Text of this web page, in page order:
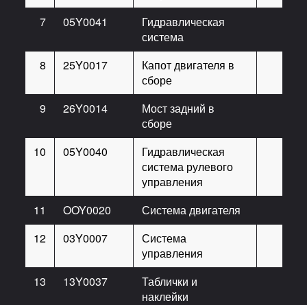
7
05Y0041
Гидравлическая
система
8
25Y0017
Капот двигателя в
сборе
9
26Y0014
Мост задний в
сборе
10
05Y0040
Гидравлическая
система рулевого
управления
11
OOY0020
Система двигателя
12
03Y0007
Система
управления
13
13Y0037
Таблички и
наклейки